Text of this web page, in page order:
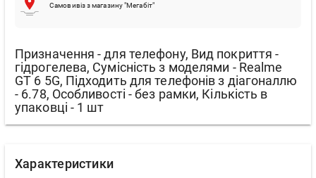
Самовивіз з магазину "Мегабіт"
Призначення - для телефону, Вид покриття -
гідрогелева, Сумісність з моделями - Realme
GT 6 5G, Підходить для телефонів з діагоналлю
- 6.78, Особливості - без рамки, Кількість в
упаковці - 1 шт
Характеристики